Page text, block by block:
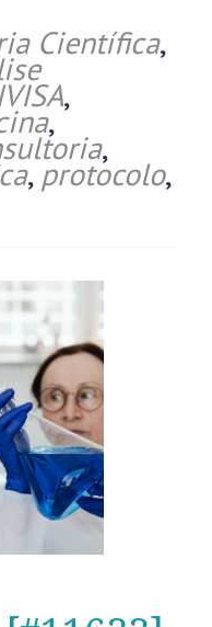
Científica,
,
,
,
,protocolo,